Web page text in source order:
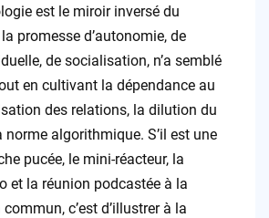
est le miroir inversé du
promesse d’autonomie, de
de socialisation, n’a semblé
en cultivant la dépendance au
des relations, la dilution du
algorithmique. S’il est une
pucée, le mini-réacteur, la
et la réunion podcastée à la
c’est d’illustrer à la